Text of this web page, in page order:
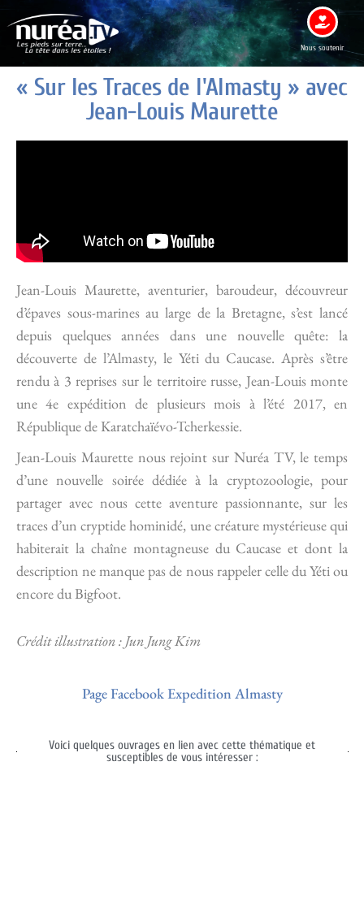
Nous soutenir
« Sur les Traces de l'Almasty » avec
Jean-Louis Maurette
Jean-Louis Maurette, aventurier, baroudeur, découvreur
d’épaves sous-marines au large de la Bretagne, s’est lancé
depuis quelques années dans une nouvelle quête: la
découverte de l’Almasty, le Yéti du Caucase. Après s’être
rendu à 3 reprises sur le territoire russe, Jean-Louis monte
une 4e expédition de plusieurs mois à l’été 2017, en
République de Karatchaïévo-Tcherkessie.
Jean-Louis Maurette nous rejoint sur Nuréa TV, le temps
d’une nouvelle soirée dédiée à la cryptozoologie, pour
partager avec nous cette aventure passionnante, sur les
traces d’un cryptide hominidé, une créature mystérieuse qui
habiterait la chaîne montagneuse du Caucase et dont la
description ne manque pas de nous rappeler celle du Yéti ou
encore du Bigfoot.
Crédit illustration : Jun Jung Kim
Page Facebook Expedition Almasty
Voici quelques ouvrages en lien avec cette thématique et
susceptibles de vous intéresser :